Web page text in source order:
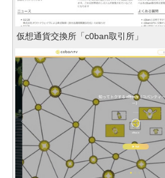
仮想通貨交換所「c0ban取引所」